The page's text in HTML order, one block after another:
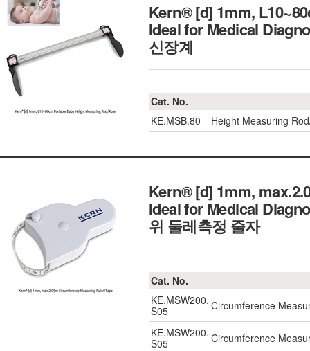
Kern® [d] 1mm,
Ideal for Medical
신장계
Cat. No.
KE.MSB.80
Height Measuring
Kern® [d] 1mm,
Ideal for Medical
위 둘레측정 줄자
Cat. No.
KE.MSW200.
S05
Circumference
KE.MSW200.
S05
Circumference